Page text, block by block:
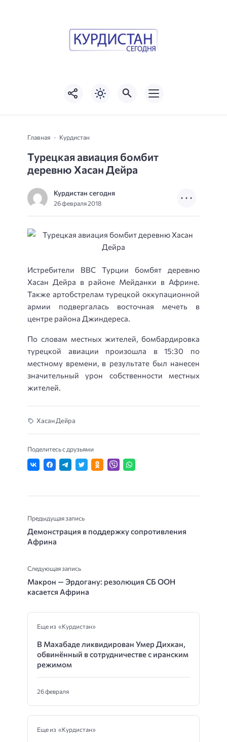
Главная Курдистан
Турецкая авиация бомбит
деревню Хасан Дейра
Курдистан сегодня
26 февраля 2018
Истребители ВВС Турции бомбят деревню
Хасан Дейра в районе Мейданки в Африне.
Также артобстрелам турецкой оккупационной
армии подвергалась восточная мечеть в
центре района Джиндереса.
По словам местных жителей, бомбардировка
турецкой авиации произошла в 15:30 по
местному времени, в результате был нанесен
значительный урон собственности местных
жителей.
Хасан Дейра
Поделитесь с друзьями
Предыдущая запись
Демонстрация в поддержку сопротивления
Африна
Следующая запись
Макрон — Эрдогану: резолюция СБ ООН
касается Африна
Еще из «Курдистан»
В Махабаде ликвидирован Умер Дихкан,
обвинённый в сотрудничестве с иранским
режимом
26 февраля
Еще из «Курдистан»